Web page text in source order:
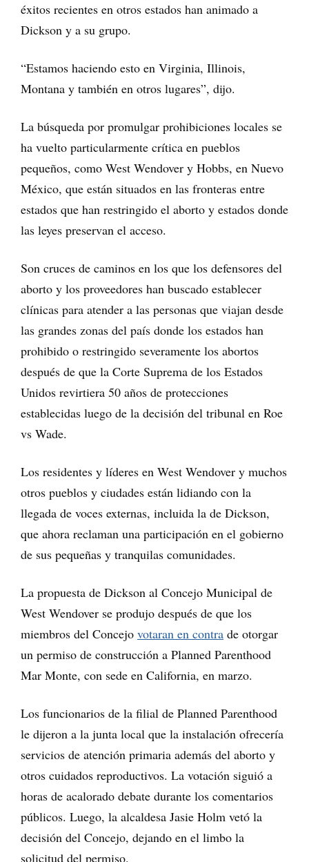
éxitos recientes en otros estados han animado a
Dickson y a su grupo.
“Estamos haciendo esto en Virginia, Illinois,
Montana y también en otros lugares”, dijo.
La búsqueda por promulgar prohibiciones locales se
ha vuelto particularmente crítica en pueblos
pequeños, como West Wendover y Hobbs, en Nuevo
México, que están situados en las fronteras entre
estados que han restringido el aborto y estados donde
las leyes preservan el acceso.
Son cruces de caminos en los que los defensores del
aborto y los proveedores han buscado establecer
clínicas para atender a las personas que viajan desde
las grandes zonas del país donde los estados han
prohibido o restringido severamente los abortos
después de que la Corte Suprema de los Estados
Unidos revirtiera 50 años de protecciones
establecidas luego de la decisión del tribunal en Roe
vs Wade.
Los residentes y líderes en West Wendover y muchos
otros pueblos y ciudades están lidiando con la
llegada de voces externas, incluida la de Dickson,
que ahora reclaman una participación en el gobierno
de sus pequeñas y tranquilas comunidades.
La propuesta de Dickson al Concejo Municipal de
West Wendover se produjo después de que los
miembros del Concejo votaran en contra de otorgar
un permiso de construcción a Planned Parenthood
Mar Monte, con sede en California, en marzo.
Los funcionarios de la filial de Planned Parenthood
le dijeron a la junta local que la instalación ofrecería
servicios de atención primaria además del aborto y
otros cuidados reproductivos. La votación siguió a
horas de acalorado debate durante los comentarios
públicos. Luego, la alcaldesa Jasie Holm vetó la
decisión del Concejo, dejando en el limbo la
solicitud del permiso.